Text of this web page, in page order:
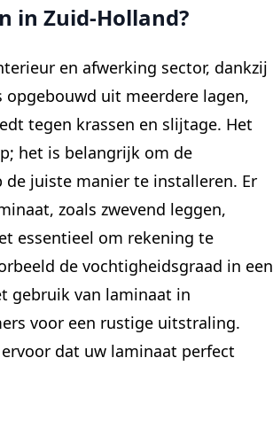
in Zuid-Holland?
en afwerking sector, dankzij
uit meerdere lagen,
tegen krassen en slijtage. Het
het is belangrijk om de
juiste manier te installeren. Er
zoals zwevend leggen,
essentieel om rekening te
de vochtigheidsgraad in een
gebruik van laminaat in
voor een rustige uitstraling.
dat uw laminaat perfect